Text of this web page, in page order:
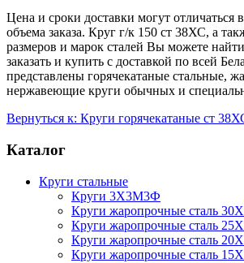
Цена и сроки доставки могут отличаться
объема заказа. Круг г/к 150 ст 38ХС, а
размеров и марок сталей Вы можете
заказать и купить с доставкой по всей
представлены горячекатаные стальные,
нержавеющие круги обычных и
Вернуться к: Круги горячекатаные ст
Каталог
Круги стальные
Круги 3Х3М3Ф
Круги жаропрочные сталь
Круги жаропрочные сталь
Круги жаропрочные сталь
Круги жаропрочные сталь